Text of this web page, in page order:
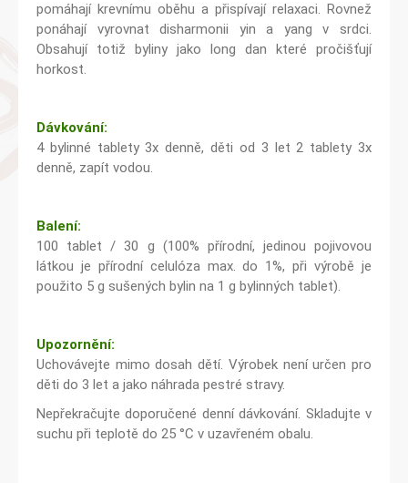
pomáhají krevnímu oběhu a přispívají relaxaci. Rovnež
ponáhají vyrovnat disharmonii yin a yang v srdci.
Obsahují totiž byliny jako long dan které pročišťují
horkost.
Dávkování:
4 bylinné tablety 3x denně, děti od 3 let 2 tablety 3x
denně, zapít vodou.
Balení:
100 tablet / 30 g (100% přírodní, jedinou pojivovou
látkou je přírodní celulóza max. do 1%, při výrobě je
použito 5 g sušených bylin na 1 g bylinných tablet).
Upozornění:
Uchovávejte mimo dosah dětí. Výrobek není určen pro
děti do 3 let a jako náhrada pestré stravy.
Nepřekračujte doporučené denní dávkování. Skladujte v
suchu při teplotě do 25 °C v uzavřeném obalu.